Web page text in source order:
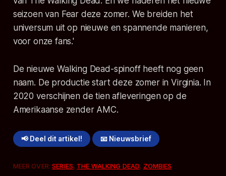
seizoen van Fear deze zomer. We breiden het
universum uit op nieuwe en spannende manieren,
voor onze fans.'
De nieuweWalking Dead-spinoff heeft nog geen
naam. De productie start deze zomer in Virginia. In
2020 verschijnen de tien afleveringen op de
Amerikaanse zender AMC.
📢 Deel dit artikel! 📧 Nieuwsbrief
MEER OVER:SERIES, THE WALKING DEAD, ZOMBIES